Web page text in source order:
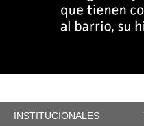
INSTITUCIONALES